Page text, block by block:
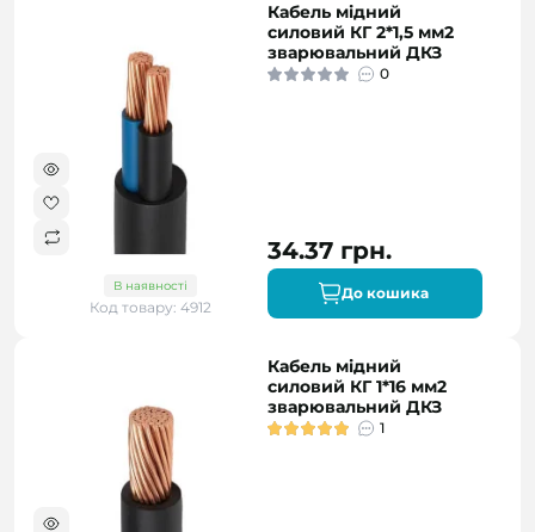
В наявності
Код товару: 4912
Кабель мідний
силовий КГ 2*1,5 мм2
зварювальний ДКЗ
0
34.37 грн.
До кошика
Кабель мідний
силовий КГ 1*16 мм2
зварювальний ДКЗ
1